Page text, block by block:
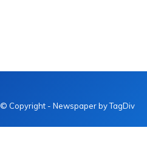
© Copyright - Newspaper by TagDiv